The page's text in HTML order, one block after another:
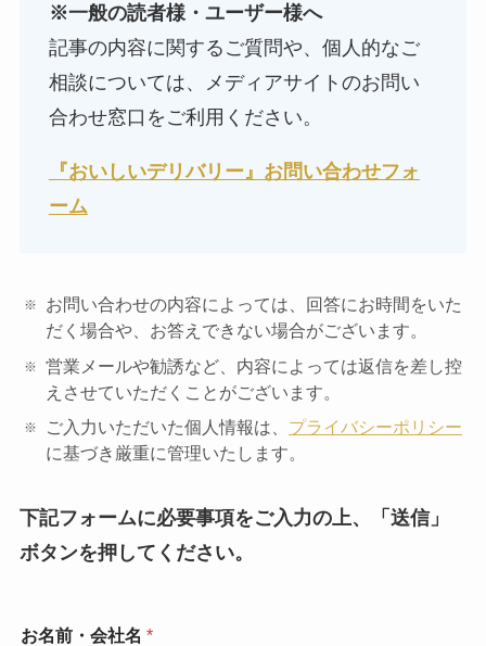
※一般の読者様・ユーザー様へ
記事の内容に関するご質問や、個人的なご
相談については、メディアサイトのお問い
合わせ窓口をご利用ください。
『おいしいデリバリー』お問い合わせフォ
ーム
お問い合わせの内容によっては、回答にお時間をいた
だく場合や、お答えできない場合がございます。
営業メールや勧誘など、内容によっては返信を差し控
えさせていただくことがございます。
ご入力いただいた個人情報は、 プライバシーポリシー
に基づき厳重に管理いたします。
下記フォームに必要事項をご入力の上、「送信」
ボタンを押してください。
お名前・会社名 *